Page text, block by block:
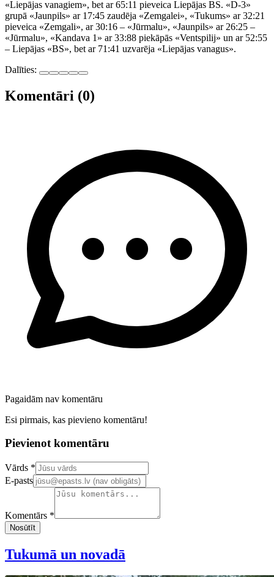
«Liepājas vanagiem», bet ar 65:11 pieveica Liepājas BS. «D-3»
grupā «Jaunpils» ar 17:45 zaudēja «Zemgalei», «Tukums» ar 32:21
pieveica «Zemgali», ar 30:16 – «Jūrmalu», «Jaunpils» ar 26:25 –
«Jūrmalu», «Kandava 1» ar 33:88 piekāpās «Ventspilij» un ar 52:55
– Liepājas «BS», bet ar 71:41 uzvarēja «Liepājas vanagus».
Dalīties:
Komentāri (0)
Pagaidām nav komentāru
Esi pirmais, kas pievieno komentāru!
Pievienot komentāru
Confirm your email address
Vārds *
E-pasts
Komentārs *
Nosūtīt
Tukumā un novadā